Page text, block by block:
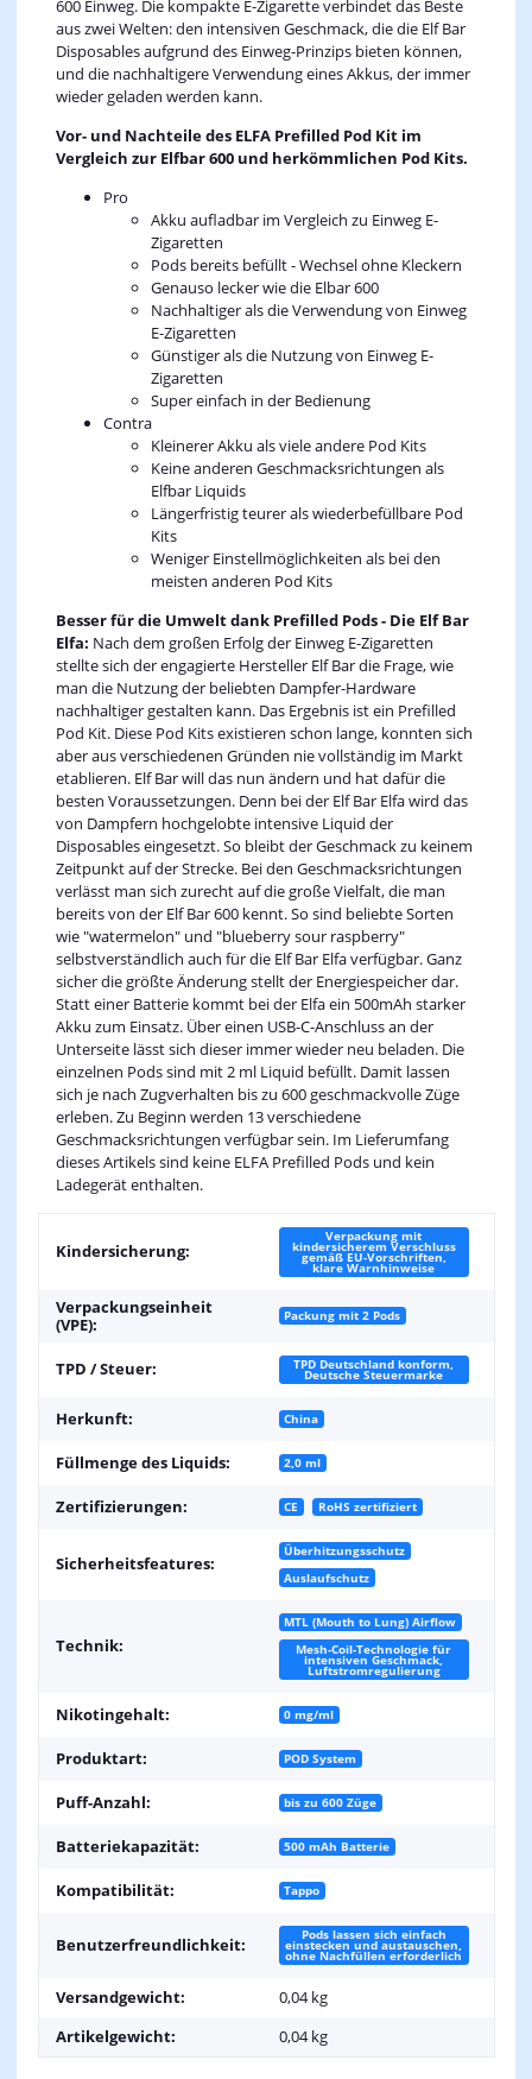
600 Einweg. Die kompakte E-Zigarette verbindet das Beste
aus zwei Welten: den intensiven Geschmack, die die Elf Bar
Disposables aufgrund des Einweg-Prinzips bieten können,
und die nachhaltigere Verwendung eines Akkus, der immer
wieder geladen werden kann.
Vor- und Nachteile des ELFA Prefilled Pod Kit im
Vergleich zur Elfbar 600 und herkömmlichen Pod Kits.
Pro
Akku aufladbar im Vergleich zu Einweg E-
Zigaretten
Pods bereits befüllt - Wechsel ohne Kleckern
Genauso lecker wie die Elbar 600
Nachhaltiger als die Verwendung von Einweg
E-Zigaretten
Günstiger als die Nutzung von Einweg E-
Zigaretten
Super einfach in der Bedienung
Contra
Kleinerer Akku als viele andere Pod Kits
Keine anderen Geschmacksrichtungen als
Elfbar Liquids
Längerfristig teurer als wiederbefüllbare Pod
Kits
Weniger Einstellmöglichkeiten als bei den
meisten anderen Pod Kits
Besser für die Umwelt dank Prefilled Pods - Die Elf Bar
Elfa: Nach dem großen Erfolg der Einweg E-Zigaretten
stellte sich der engagierte Hersteller Elf Bar die Frage, wie
man die Nutzung der beliebten Dampfer-Hardware
nachhaltiger gestalten kann. Das Ergebnis ist ein Prefilled
Pod Kit. Diese Pod Kits existieren schon lange, konnten sich
aber aus verschiedenen Gründen nie vollständig im Markt
etablieren. Elf Bar will das nun ändern und hat dafür die
besten Voraussetzungen. Denn bei der Elf Bar Elfa wird das
von Dampfern hochgelobte intensive Liquid der
Disposables eingesetzt. So bleibt der Geschmack zu keinem
Zeitpunkt auf der Strecke. Bei den Geschmacksrichtungen
verlässt man sich zurecht auf die große Vielfalt, die man
bereits von der Elf Bar 600 kennt. So sind beliebte Sorten
wie "watermelon" und "blueberry sour raspberry"
selbstverständlich auch für die Elf Bar Elfa verfügbar. Ganz
sicher die größte Änderung stellt der Energiespeicher dar.
Statt einer Batterie kommt bei der Elfa ein 500mAh starker
Akku zum Einsatz. Über einen USB-C-Anschluss an der
Unterseite lässt sich dieser immer wieder neu beladen. Die
einzelnen Pods sind mit 2 ml Liquid befüllt. Damit lassen
sich je nach Zugverhalten bis zu 600 geschmackvolle Züge
erleben. Zu Beginn werden 13 verschiedene
Geschmacksrichtungen verfügbar sein. Im Lieferumfang
dieses Artikels sind keine ELFA Prefilled Pods und kein
Ladegerät enthalten.
Kindersicherung:
Verpackung mit
kindersicherem Verschluss
gemäß EU-Vorschriften,
klare Warnhinweise
Verpackungseinheit
(VPE):
Packung mit 2 Pods
TPD / Steuer: TPD Deutschland konform,
Deutsche Steuermarke
Herkunft: China
Füllmenge des Liquids: 2,0 ml
Zertifizierungen: CE RoHS zertifiziert
Sicherheitsfeatures:
Überhitzungsschutz
Auslaufschutz
Technik:
MTL (Mouth to Lung) Airflow
Mesh-Coil-Technologie für
intensiven Geschmack,
Luftstromregulierung
Nikotingehalt: 0 mg/ml
Produktart: POD System
Puff-Anzahl: bis zu 600 Züge
Batteriekapazität: 500 mAh Batterie
Kompatibilität: Tappo
Benutzerfreundlichkeit:
Pods lassen sich einfach
einstecken und austauschen,
ohne Nachfüllen erforderlich
Versandgewicht:
0,04 kg
Artikelgewicht:
0,04 kg